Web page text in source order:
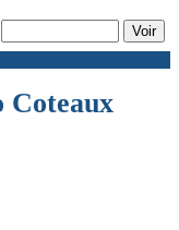
Coteaux